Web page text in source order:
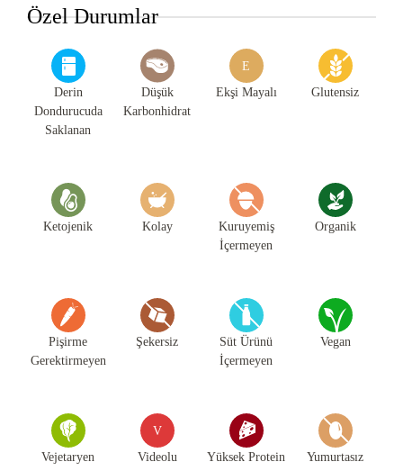
Özel Durumlar
Derin
Dondurucuda
Saklanan
Düşük
Karbonhidrat
E
Ekşi Mayalı Glutensiz
Ketojenik Kolay
Kuruyemiş
İçermeyen
Organik
Pişirme
Gerektirmeyen
Şekersiz
Süt Ürünü
İçermeyen
Vegan
Vejetaryen
V
Videolu Yüksek Protein Yumurtasız